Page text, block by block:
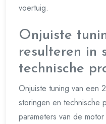
voertuig.
Onjuiste
resulteren in
technische
Onjuiste tuning van een
storingen en technische
parameters van de